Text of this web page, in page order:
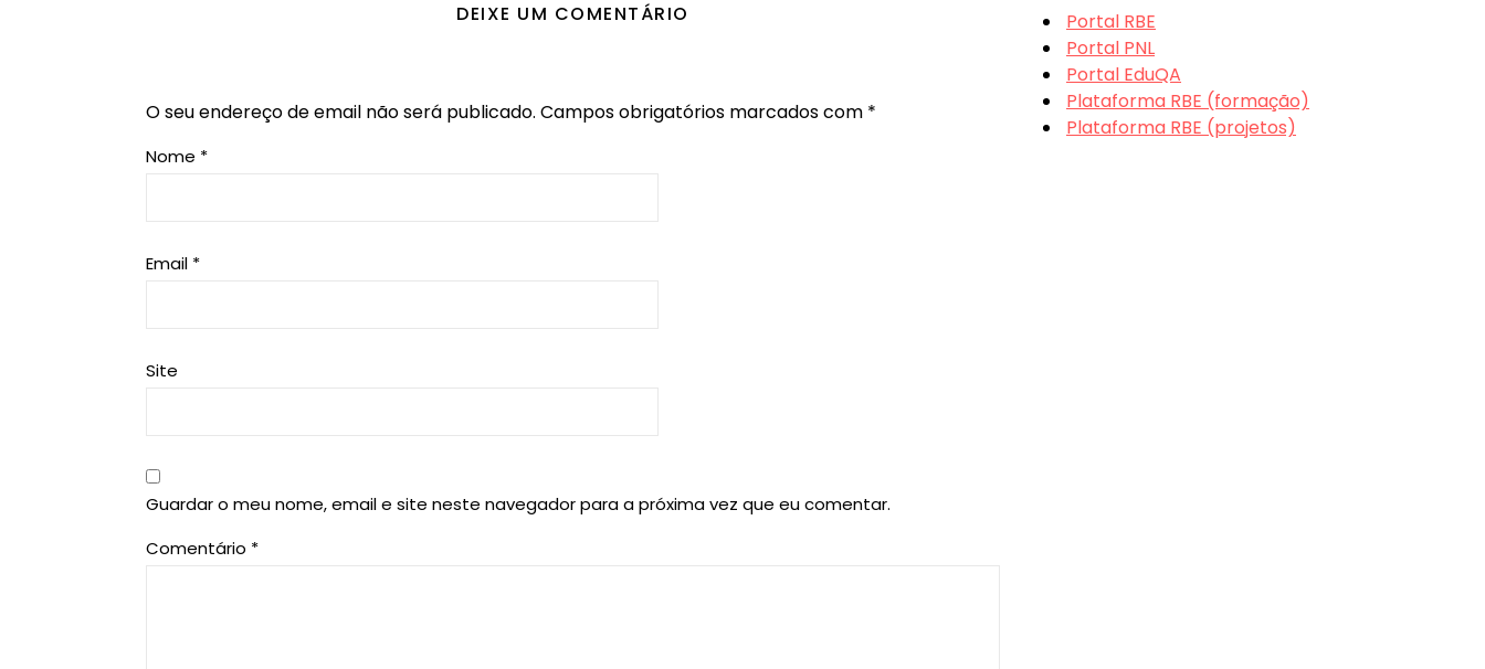
DEIXE UM COMENTÁRIO
O seu endereço de email não será publicado. Campos obrigatórios marcados com *
Nome *
Email *
Site
Guardar o meu nome, email e site neste navegador para a próxima vez que eu comentar.
Comentário *
Portal RBE
Portal PNL
Portal EduQA
Plataforma RBE (formação)
Plataforma RBE (projetos)